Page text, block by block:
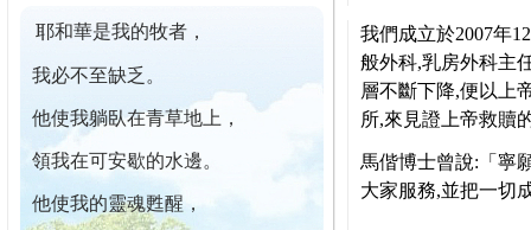
耶和華是我的牧者，
我必不至缺乏。
他使我躺臥在青草地上，
領我在可安歇的水邊。
他使我的靈魂甦醒，
我們成立於2007年
般外科,乳房外科主
層不斷下降,便以上
所,來見證上帝救贖
馬偕博士曾說:「寧
大家服務,並把一切